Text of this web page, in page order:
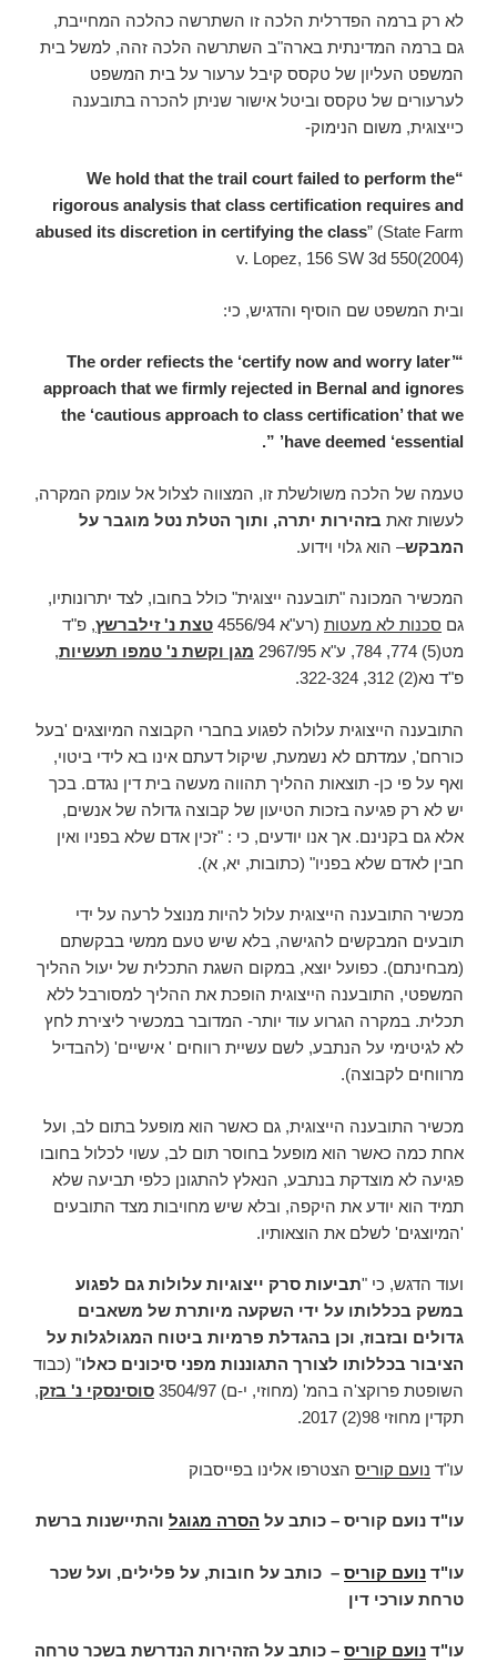
לא רק ברמה הפדרלית הלכה זו השתרשה כהלכה המחייבת,
גם ברמה המדינתית בארה"ב השתרשה הלכה זהה, למשל בית
המשפט העליון של טקסס קיבל ערעור על בית המשפט
לערעורים של טקסס וביטל אישור שניתן להכרה בתובענה
כייצוגית, משום הנימוק-
“We hold that the trail court failed to perform the
rigorous analysis that class certification requires and
abused its discretion in certifying the class” (State Farm
v. Lopez, 156 SW 3d 550(2004)
ובית המשפט שם הוסיף והדגיש, כי:
“The order refiects the ‘certify now and worry later’
approach that we firmly rejected in Bernal and ignores
the ‘cautious approach to class certification’ that we
have deemed ‘essential’ ”.
טעמה של הלכה משולשלת זו, המצווה לצלול אל עומק המקרה,
לעשות זאת בזהירות יתרה, ותוך הטלת נטל מוגבר על
המבקש– הוא גלוי וידוע.
המכשיר המכונה "תובענה ייצוגית" כולל בחובו, לצד יתרונותיו,
גם סכנות לא מעטות (רע"א 4556/94 טצת נ' זילברשץ, פ"ד
מט(5) 774, 784, ע"א 2967/95
מגן וקשת נ' טמפו תעשיות,
פ"ד נא(2) 312, 322-324.
התובענה הייצוגית עלולה לפגוע בחברי הקבוצה המיוצגים 'בעל
כורחם', עמדתם לא נשמעת, שיקול דעתם אינו בא לידי ביטוי,
ואף על פי כן- תוצאות ההליך תהווה מעשה בית דין נגדם. בכך
יש לא רק פגיעה בזכות הטיעון של קבוצה גדולה של אנשים,
אלא גם בקנינם. אך אנו יודעים, כי : "זכין אדם שלא בפניו ואין
חבין לאדם שלא בפניו" (כתובות, יא, א).
מכשיר התובענה הייצוגית עלול להיות מנוצל לרעה על ידי
תובעים המבקשים להגישה, בלא שיש טעם ממשי בבקשתם
(מבחינתם). כפועל יוצא, במקום השגת התכלית של יעול ההליך
המשפטי, התובענה הייצוגית הופכת את ההליך למסורבל ללא
תכלית. במקרה הגרוע עוד יותר- המדובר במכשיר ליצירת לחץ
לא לגיטימי על הנתבע, לשם עשיית רווחים ' אישיים' (להבדיל
מרווחים לקבוצה).
מכשיר התובענה הייצוגית, גם כאשר הוא מופעל בתום לב, ועל
אחת כמה כאשר הוא מופעל בחוסר תום לב, עשוי לכלול בחובו
פגיעה לא מוצדקת בנתבע, הנאלץ להתגונן כלפי תביעה שלא
תמיד הוא יודע את היקפה, ובלא שיש מחויבות מצד התובעים
'המיוצגים' לשלם את הוצאותיו.
ועוד הדגש, כי "תביעות סרק ייצוגיות עלולות גם לפגוע
במשק בכללותו על ידי השקעה מיותרת של משאבים
גדולים ובזבוז, וכן בהגדלת פרמיות ביטוח המגולגלות על
הציבור בכללותו לצורך התגוננות מפני סיכונים כאלו" (כבוד
השופטת פרוקצ'ה בהמ' (מחוזי, י-ם) 3504/97
סוסינסקי נ' בזק,
תקדין מחוזי 98(2) 2017.
עו"ד נועם קוריס הצטרפו אלינו בפייסבוק
עו"ד נועם קוריס – כותב על הסרה מגוגל והתיישנות ברשת
עו"ד נועם קוריס – כותב על חובות, על פלילים, ועל שכר
טרחת עורכי דין
עו"ד נועם קוריס – כותב על הזהירות הנדרשת בשכר טרחה